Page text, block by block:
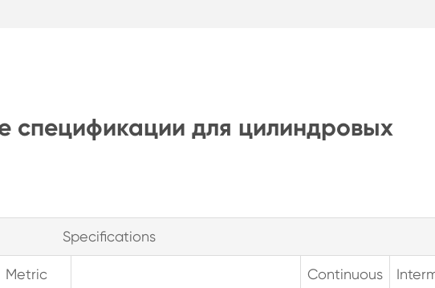
спецификации для цилиндровых
Specifications
Metric
Continuous